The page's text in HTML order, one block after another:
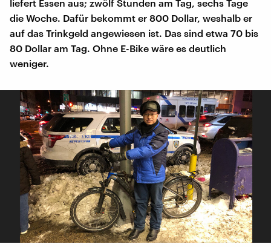
liefert Essen aus; zwölf Stunden am Tag, sechs Tage
die Woche. Dafür bekommt er 800 Dollar, weshalb er
auf das Trinkgeld angewiesen ist. Das sind etwa 70 bis
80 Dollar am Tag. Ohne E-Bike wäre es deutlich
weniger.